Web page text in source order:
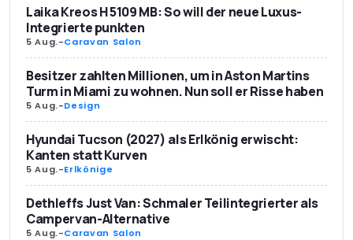
Laika Kreos H 5109 MB: So will der neue Luxus-
Integrierte punkten
5 Aug.-Caravan Salon
Besitzer zahlten Millionen, um in Aston Martins
Turm in Miami zu wohnen. Nun soll er Risse haben
5 Aug.-Design
Hyundai Tucson (2027) als Erlkönig erwischt:
Kanten statt Kurven
5 Aug.-Erlkönige
Dethleffs Just Van: Schmaler Teilintegrierter als
Campervan-Alternative
5 Aug.-Caravan Salon